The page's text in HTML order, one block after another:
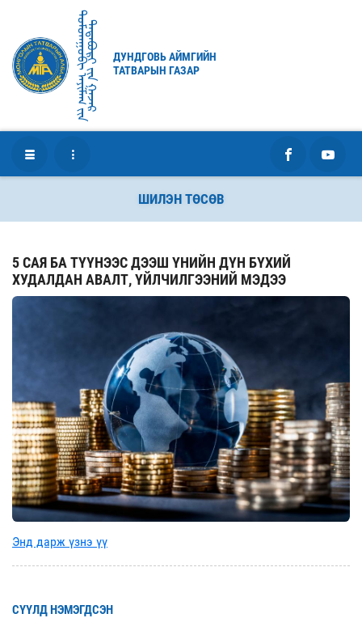
ᠳᠤᠮᠳᠠᠭᠣᠪᠢ ᠠᠶᠢᠮᠠᠭ ᠶ᠋ᠢᠨᠲᠠᠲᠠᠪᠤᠷᠢ ᠶ᠋ᠢᠨ ᠭᠠᠵᠠᠷ
ДУНДГОВЬ АЙМГИЙН
ТАТВАРЫН ГАЗАР
ШИЛЭН ТӨСӨВ
5 САЯ БА ТҮҮНЭЭС ДЭЭШ ҮНИЙН ДҮН БҮХИЙ
ХУДАЛДАН АВАЛТ, ҮЙЛЧИЛГЭЭНИЙ МЭДЭЭ
Энд дарж үзнэ үү
СҮҮЛД НЭМЭГДСЭН